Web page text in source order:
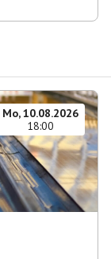
Mo, 10.08.2026
18:00